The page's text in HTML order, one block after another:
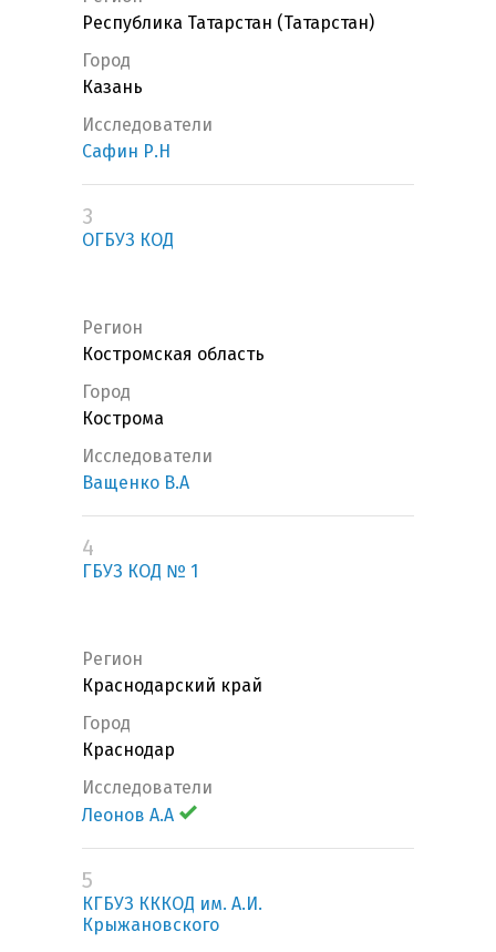
Республика Татарстан (Татарстан)
Город
Казань
Исследователи
Сафин Р.Н
3
ОГБУЗ КОД
Регион
Костромская область
Город
Кострома
Исследователи
Ващенко В.А
4
ГБУЗ КОД № 1
Регион
Краснодарский край
Город
Краснодар
Исследователи
Леонов А.А
5
КГБУЗ КККОД им. А.И.
Крыжановского